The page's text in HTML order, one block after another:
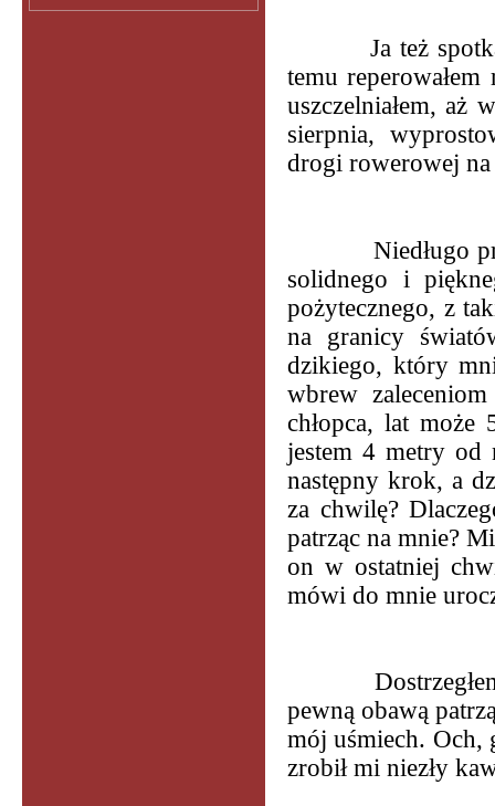
Ja też
temu
uszczelniałem, aż
sierpnia,
drogi rowerowej
Niedługo
solidnego i
pożytecznego, z
na granicy
dzikiego, który
wbrew
chłopca, lat może
jestem 4 metry od
następny krok, a
za chwilę?
patrząc na mnie?
on w ostatniej
mówi do mnie
pewną obawą
mój uśmiech. Och,
zrobił mi niezły